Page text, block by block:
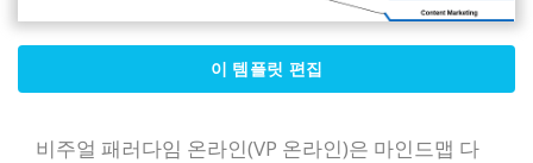
이 템플릿 편집
비주얼 패러다임 온라인(VP 온라인)은 마인드맵 다